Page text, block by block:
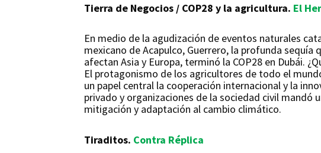
Tierra de Negocios / COP28 y la agricultura. El
En medio de la agudización de eventos naturales
mexicano de Acapulco, Guerrero, la profunda
afectan Asia y Europa, terminó la COP28 en Dubái.
El protagonismo de los agricultores de todo el
un papel central la cooperación internacional y la
privado y organizaciones de la sociedad civil
mitigación y adaptación al cambio climático.
Tiraditos. Contra Réplica